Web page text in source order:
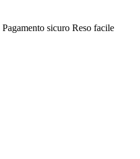
Pagamento sicuro Reso facile